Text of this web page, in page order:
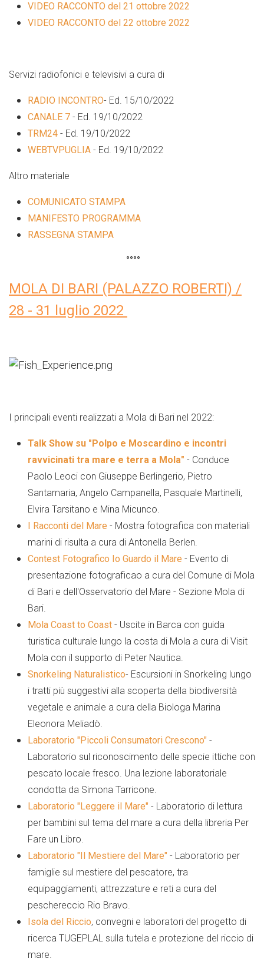
VIDEO RACCONTO del 21 ottobre 2022
VIDEO RACCONTO del 22 ottobre 2022
Servizi radiofonici e televisivi a cura di
RADIO INCONTRO- Ed. 15/10/2022
CANALE 7 - Ed. 19/10/2022
TRM24 - Ed. 19/10/2022
WEBTVPUGLIA - Ed. 19/10/2022
Altro materiale
COMUNICATO STAMPA
MANIFESTO PROGRAMMA
RASSEGNA STAMPA
°°°°
MOLA DI BARI (PALAZZO ROBERTI) /
28 - 31 luglio 2022
I principali eventi realizzati a Mola di Bari nel 2022:
Talk Show su "Polpo e Moscardino e incontri
ravvicinati tra mare e terra a Mola" - Conduce
Paolo Leoci con Giuseppe Berlingerio, Pietro
Santamaria, Angelo Campanella, Pasquale Martinelli,
Elvira Tarsitano e Mina Micunco.
I Racconti del Mare - Mostra fotografica con materiali
marini di risulta a cura di Antonella Berlen.
Contest Fotografico Io Guardo il Mare - Evento di
presentazione fotograficao a cura del Comune di Mola
di Bari e dell'Osservatorio del Mare - Sezione Mola di
Bari.
Mola Coast to Coast - Uscite in Barca con guida
turistica culturale lungo la costa di Mola a cura di Visit
Mola con il supporto di Peter Nautica.
Snorkeling Naturalistico- Escursioni in Snorkeling lungo
i tratti più suggestivi alla scoperta della biodiversità
vegetale e animale a cura della Biologa Marina
Eleonora Meliadò.
Laboratorio "Piccoli Consumatori Crescono" -
Laboratorio sul riconoscimento delle specie ittiche con
pescato locale fresco. Una lezione laboratoriale
condotta da Simona Tarricone.
Laboratorio "Leggere il Mare" - Laboratorio di lettura
per bambini sul tema del mare a cura della libreria Per
Fare un Libro.
Laboratorio "Il Mestiere del Mare" - Laboratorio per
famiglie sul mestiere del pescatore, tra
equipaggiamenti, attrezzature e reti a cura del
peschereccio Rio Bravo.
Isola del Riccio, convegni e laboratori del progetto di
ricerca TUGEPLAL sulla tutela e protezione del riccio di
mare.